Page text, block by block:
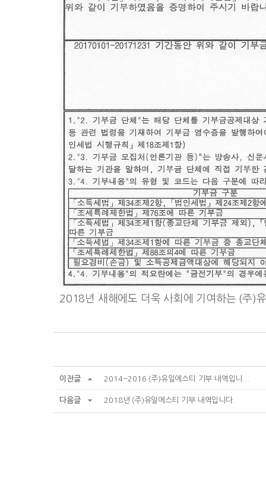
2018년 새해에도 더욱 사회에 기여하는 (주)
이전글 2014~2016 (주)유일에스티 기부 내역입니...
다음글 2018년 (주)유일에스티 기부 내역입니다.